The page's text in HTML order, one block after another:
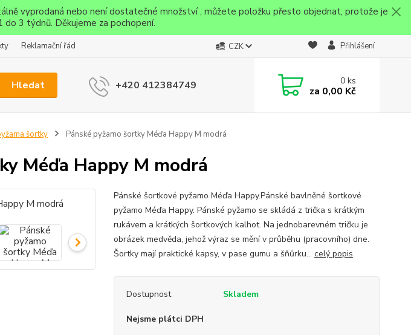
vyprodaná nebo není dostatečné množství , můžete položku přesto objednat, protože je
3 týdnů. Děkujeme za pochopení.
Reklamační řád CZK Přihlášení
Hledat +420 412384749 0ks
za 0,00 Kč
šortky Pánské pyžamo šortky Méďa Happy M modrá
Méďa Happy M modrá
Pánské šortkové pyžamo Méďa Happy.Pánské bavlněné šortkové
pyžamo Méďa Happy. Pánské pyžamo se skládá z trička s krátkým
rukávem a krátkých šortkových kalhot. Na jednobarevném tričku je
obrázek medvěda, jehož výraz se mění v průběhu (pracovního) dne.
Šortky mají praktické kapsy, v pase gumu a šňůrku... celý popis
Dostupnost Skladem
Nejsme plátci DPH